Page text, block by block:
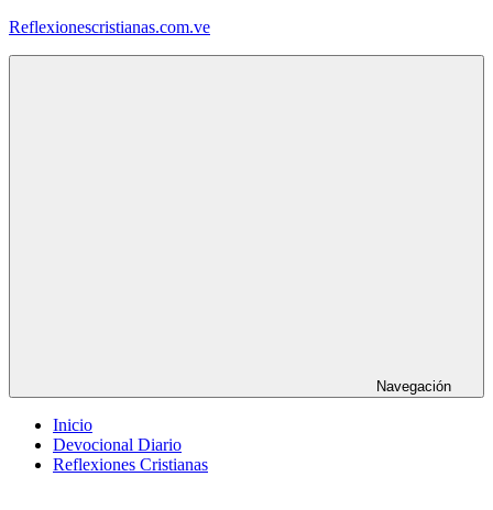
Saltar
Reflexionescristianas.com.ve
Navegación
Inicio
Devocional Diario
Reflexiones Cristianas